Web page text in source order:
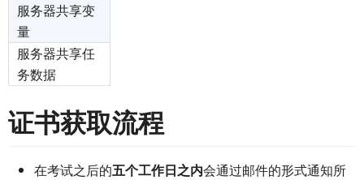
服务器共享变
量
服务器共享任
务数据
证书获取流程
在考试之后的五个工作日之内会通过邮件的形式通知所